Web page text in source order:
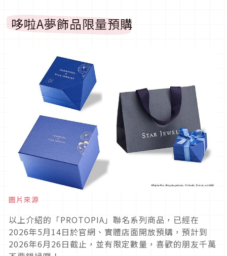
哆啦A夢飾品限量預購
圖片來源
以上介紹的「PROTOPIA」聯名系列商品，已經在
2026年5月14日於官網、實體店面開放預購，預計到
2026年6月26日截止，並有限定數量，喜歡的朋友千萬